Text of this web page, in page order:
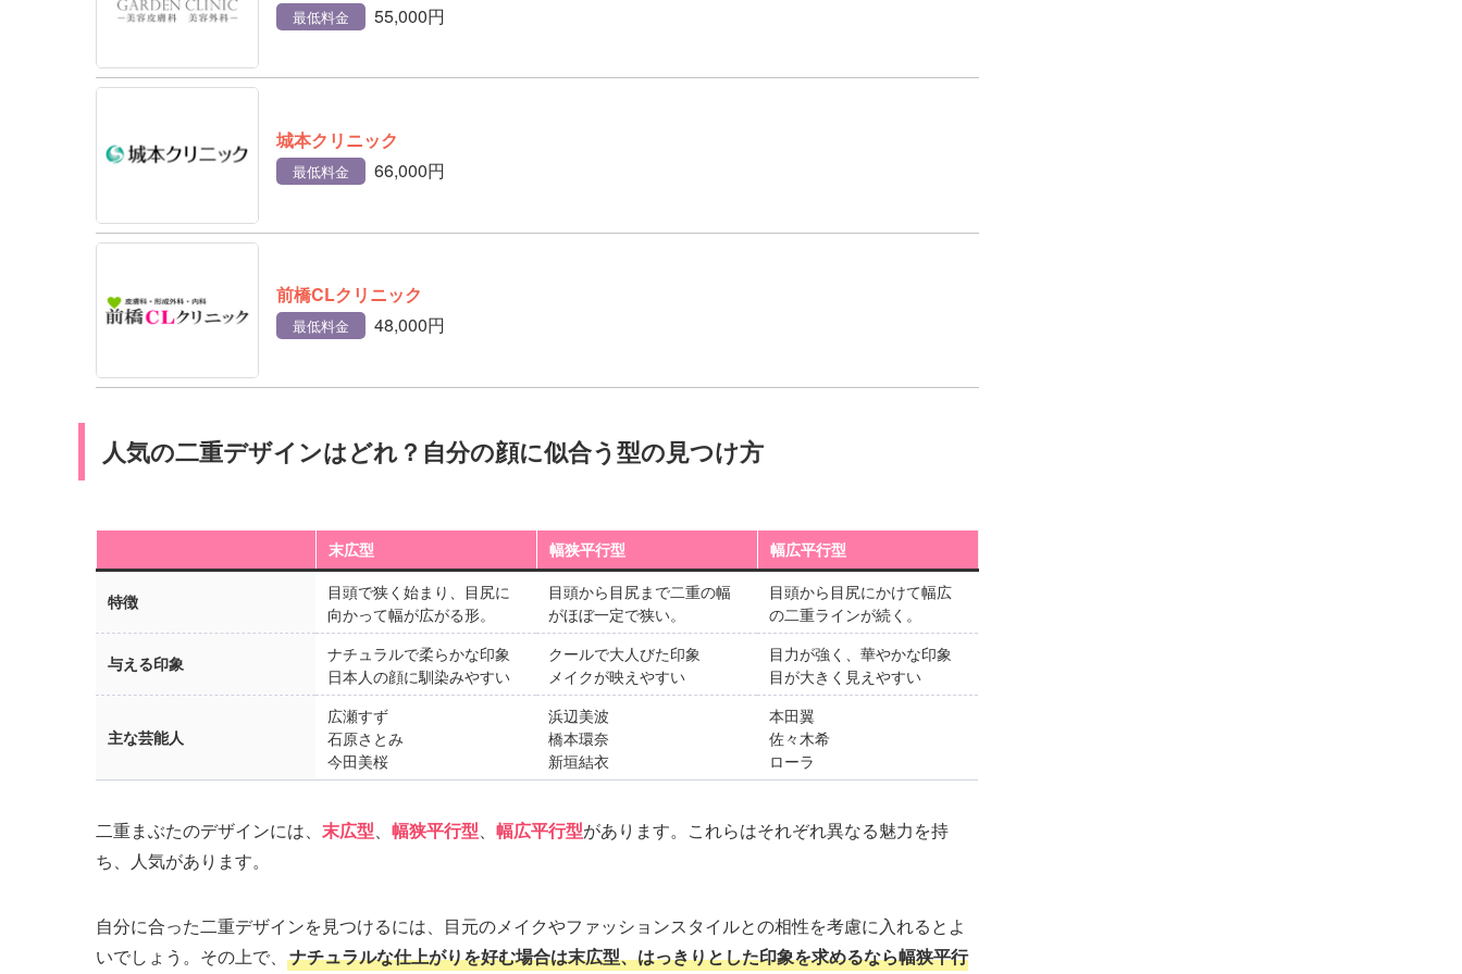
最低料金 55,000円
城本クリニック
最低料金 66,000円
前橋CLクリニック
最低料金 48,000円
人気の二重デザインはどれ？自分の顔に似合う型の見つけ方
末広型 幅狭平行型 幅広平行型
特徴
目頭で狭く始まり、目尻に
向かって幅が広がる形。
目頭から目尻まで二重の幅
がほぼ一定で狭い。
目頭から目尻にかけて幅広
の二重ラインが続く。
与える印象
ナチュラルで柔らかな印象
日本人の顔に馴染みやすい
クールで大人びた印象
メイクが映えやすい
目力が強く、華やかな印象
目が大きく見えやすい
主な芸能人
広瀬すず
石原さとみ
今田美桜
浜辺美波
橋本環奈
新垣結衣
本田翼
佐々木希
ローラ
二重まぶたのデザインには、 末広型、 幅狭平行型、 幅広平行型があります。これらはそれぞれ異なる魅力を持
ち、人気があります。
自分に合った二重デザインを見つけるには、目元のメイクやファッションスタイルとの相性を考慮に入れるとよ
いでしょう。その上で、 ナチュラルな仕上がりを好む場合は末広型、はっきりとした印象を求めるなら幅狭平行